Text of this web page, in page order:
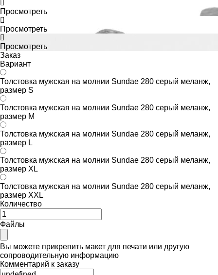
Просмотреть
Просмотреть
Просмотреть
Заказ
Вариант
Толстовка мужская на молнии Sundae 280 серый меланж,
размер S
Толстовка мужская на молнии Sundae 280 серый меланж,
размер M
Толстовка мужская на молнии Sundae 280 серый меланж,
размер L
Толстовка мужская на молнии Sundae 280 серый меланж,
размер XL
Толстовка мужская на молнии Sundae 280 серый меланж,
размер XXL
Количество
Файлы
Вы можете прикрепить макет для печати или другую
сопроводительную информацию
Комментарий к заказу